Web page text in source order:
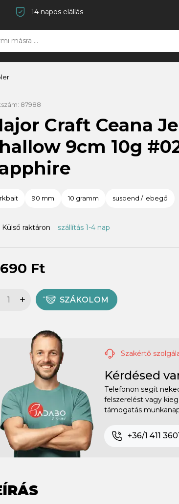
14 napos elállás
87988
Craft Ceana
9cm 10g
90 mm 10 gramm suspend / lebegő
Külső raktáron szállítás 1-4 nap
Ft
SZÁKOLOM
Szakértő
Kérdésed
Telefonon segít
felszerelést vagy
támogatás
+36/1 411